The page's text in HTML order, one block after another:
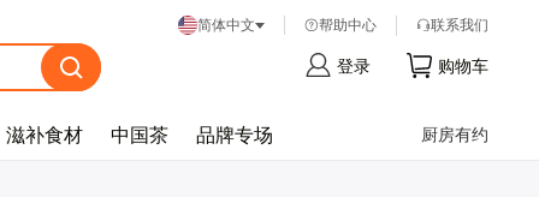
简体中文 帮助中心 联系我们
登录 购物车
滋补食材 中国茶 品牌专场 厨房有约